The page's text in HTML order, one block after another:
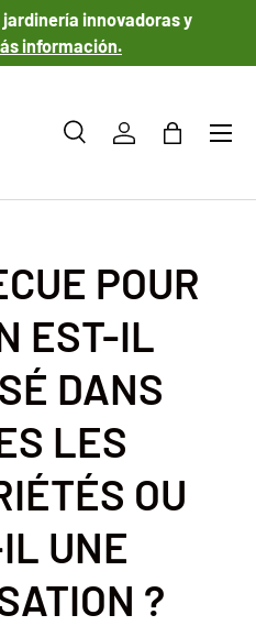
innovadoras y
información.
BuscarIniciar sesión
Bolsa
Menú
POUR
EST-IL
DANS
LES
OU
UNE
?